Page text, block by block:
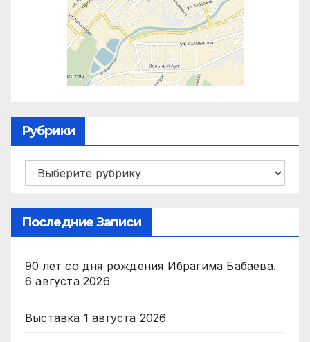
Рубрики
Рубрики
Последние Записи
90 лет со дня рождения Ибрагима Бабаева.
6 августа 2026
Выставка 1 августа 2026